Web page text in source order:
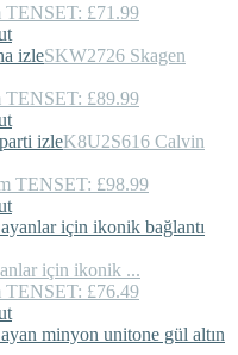
TENSET: £71.99
SKW2726 Skagen
TENSET: £89.99
K8U2S616 Calvin
TENSET: £98.99
için ikonik ...
TENSET: £76.49